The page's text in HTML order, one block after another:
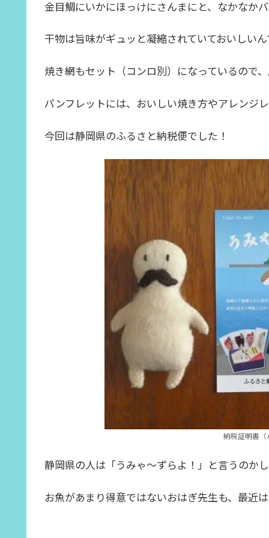
金目鯛にいかにほっけにさんまにと、なかなか
干物は旨味がギュッと凝縮されていておいしい
焼き網もセット（コンロ別）になっているので
パンフレットには、おいしい焼き方やアレンジ
今回は静岡県のふるさと納税便でした！
納税証明書
静岡県の人は「うみゃ～ずらよ！」と言うのか
お魚があまり得意ではないおはぎ先生も、最近